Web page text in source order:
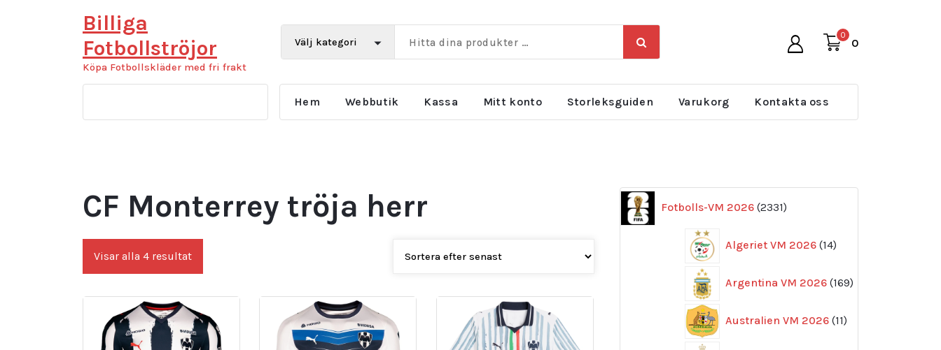
Billiga
Fotbollströjor
Köpa Fotbollskläder med fri frakt
0
0
Hem Webbutik Kassa Mitt konto Storleksguiden Varukorg Kontakta oss
CF Monterrey tröja herr
Visar alla 4 resultatSortera
efter
Fotbolls-VM 2026 2331
produkter
Algeriet VM 2026 14
produkter
Argentina VM 2026 169
produkter
Australien VM 2026 11
produkter